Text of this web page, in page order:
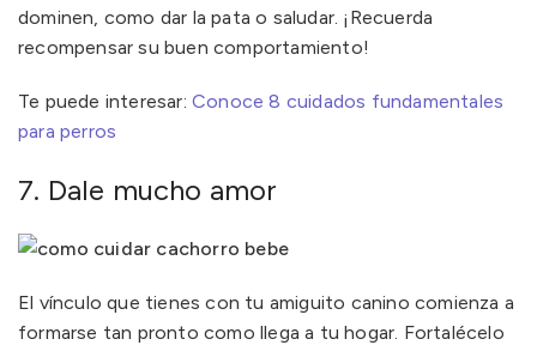
dominen, como dar la pata o saludar. ¡Recuerda
recompensar su buen comportamiento!
Te puede interesar: Conoce 8 cuidados fundamentales
para perros
7. Dale mucho amor
El vínculo que tienes con tu amiguito canino comienza a
formarse tan pronto como llega a tu hogar. Fortalécelo